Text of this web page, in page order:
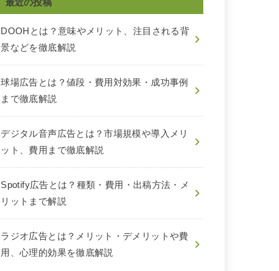
最近の投稿
DOOHとは？意味やメリット、注目される背
景などを徹底解説
球場広告とは？値段・費用対効果・成功事例
まで徹底解説
デジタル音声広告とは？市場規模や導入メリ
ット、費用まで徹底解説
Spotify広告とは？種類・費用・出稿方法・メ
リットまで解説
ラジオ広告とは？メリット・デメリットや費
用、心理的効果を徹底解説